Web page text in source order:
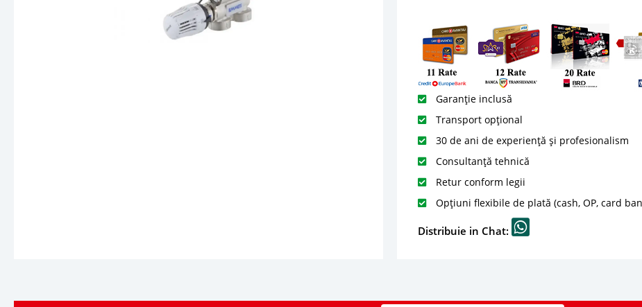
Garanție inclusă
Transport opțional
30 de ani de experiență și profesionalism
Consultanță tehnică
Retur conform legii
Opțiuni flexibile de plată (cash, OP, card
Distribuie in Chat: